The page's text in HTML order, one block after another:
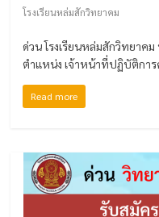
โรงเรียนหล่มสักวิทยาคม
ด่วน โรงเรียนหล่มสักวิทยาค
ตำแหน่ง เจ้าหน้าที่ปฏิบัติกา
Read more